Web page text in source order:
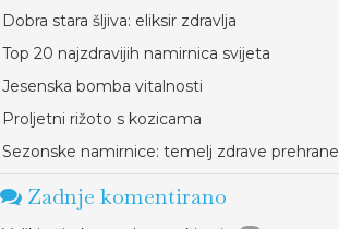
Dobra stara šljiva: eliksir zdravlja
Top 20 najzdravijih namirnica svijeta
Jesenska bomba vitalnosti
Proljetni rižoto s kozicama
Sezonske namirnice: temelj zdrave prehrane
Zadnje komentirano